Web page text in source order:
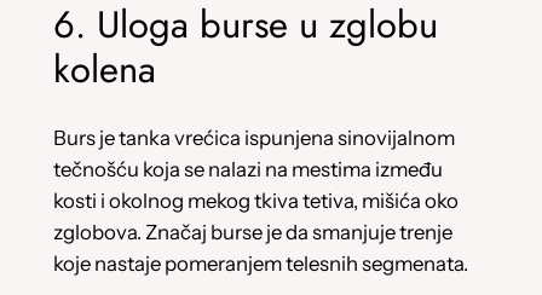
6. Uloga burse u zglobu
kolena
Burs je tanka vrećica ispunjena sinovijalnom
tečnošću koja se nalazi na mestima između
kosti i okolnog mekog tkiva tetiva, mišića oko
zglobova. Značaj burse je da smanjuje trenje
koje nastaje pomeranjem telesnih segmenata.